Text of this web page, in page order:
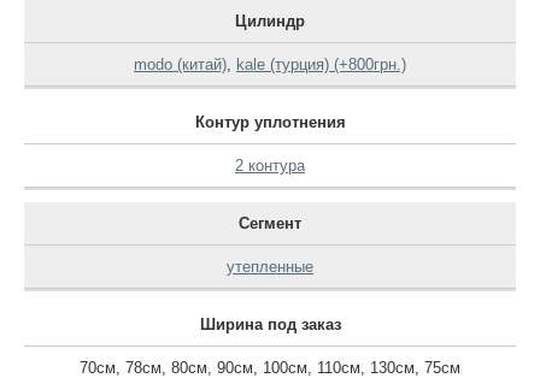
Цилиндр
modo (китай) kale (турция) (+800грн.)
Контур уплотнения
2 контура
Сегмент
утепленные
Ширина под заказ
70см 78см 80см 90см 100см 110см 130см 75см